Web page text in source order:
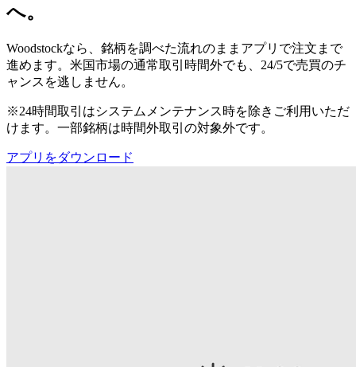
へ。
Woodstockなら、銘柄を調べた流れのままアプリで注文まで
進めます。米国市場の通常取引時間外でも、24/5で売買のチ
ャンスを逃しません。
※24時間取引はシステムメンテナンス時を除きご利用いただ
けます。一部銘柄は時間外取引の対象外です。
アプリをダウンロード